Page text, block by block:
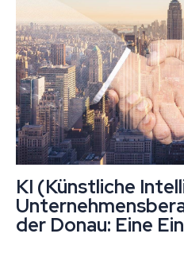
KI (Künstliche
der Donau: Eine